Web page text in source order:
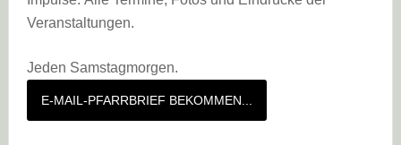
Veranstaltungen.
Jeden Samstagmorgen.
E-MAIL-PFARRBRIEF BEKOMMEN...